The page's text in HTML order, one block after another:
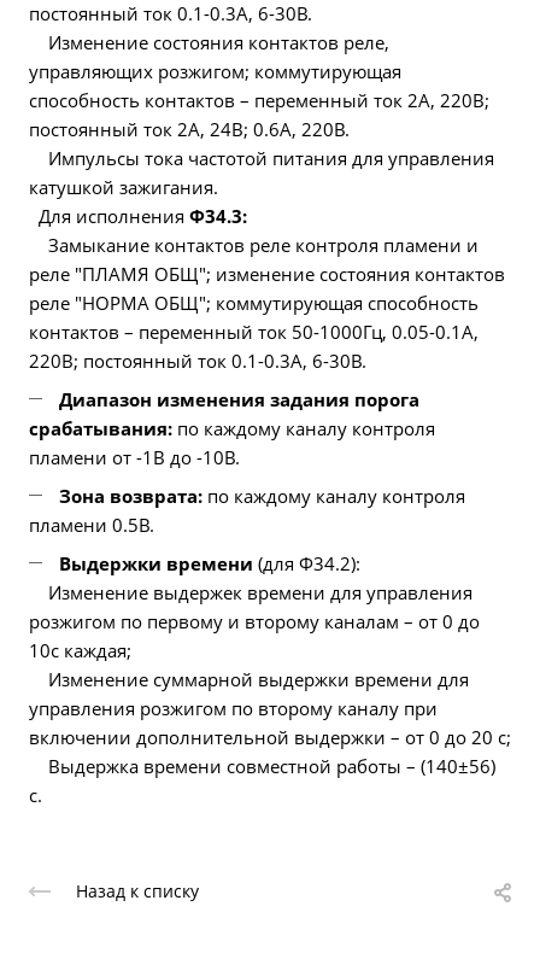
постоянный ток 0.1-0.3А, 6-30В.
Изменение состояния контактов реле,
управляющих розжигом; коммутирующая
способность контактов – переменный ток 2А, 220В;
постоянный ток 2А, 24В; 0.6А, 220В.
Импульсы тока частотой питания для управления
катушкой зажигания.
Для исполнения Ф34.3:
Замыкание контактов реле контроля пламени и
реле "ПЛАМЯ ОБЩ"; изменение состояния контактов
реле "НОРМА ОБЩ"; коммутирующая способность
контактов – переменный ток 50-1000Гц, 0.05-0.1А,
220В; постоянный ток 0.1-0.3А, 6-30В.
Диапазон изменения задания порога
срабатывания: по каждому каналу контроля
пламени от -1В до -10В.
Зона возврата: по каждому каналу контроля
пламени 0.5В.
Выдержки времени (для Ф34.2):
Изменение выдержек времени для управления
розжигом по первому и второму каналам – от 0 до
10с каждая;
Изменение суммарной выдержки времени для
управления розжигом по второму каналу при
включении дополнительной выдержки – от 0 до 20 с;
Выдержка времени совместной работы – (140±56)
с.
Назад к списку